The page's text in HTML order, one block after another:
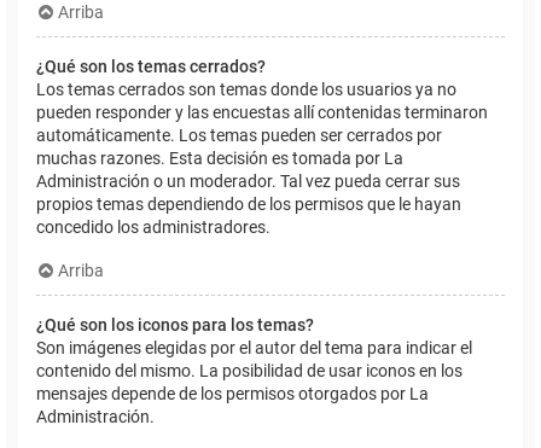
Arriba
¿Qué son los temas cerrados?
Los temas cerrados son temas donde los usuarios ya no
pueden responder y las encuestas allí contenidas terminaron
automáticamente. Los temas pueden ser cerrados por
muchas razones. Esta decisión es tomada por La
Administración o un moderador. Tal vez pueda cerrar sus
propios temas dependiendo de los permisos que le hayan
concedido los administradores.
Arriba
¿Qué son los iconos para los temas?
Son imágenes elegidas por el autor del tema para indicar el
contenido del mismo. La posibilidad de usar iconos en los
mensajes depende de los permisos otorgados por La
Administración.